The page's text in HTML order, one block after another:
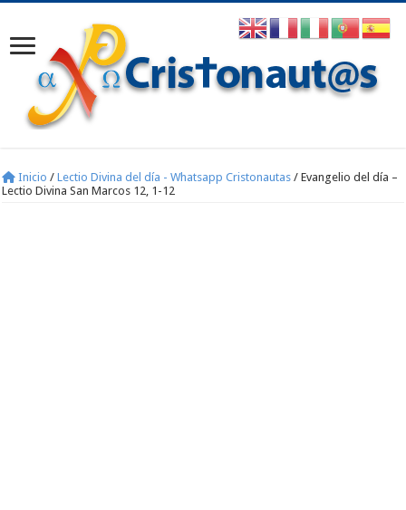
Inicio / Lectio Divina del día - Whatsapp Cristonautas / Evangelio del día –
Lectio Divina San Marcos 12, 1-12